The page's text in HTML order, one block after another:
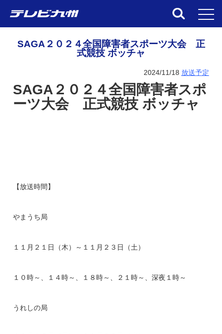
SAGA２０２４全国障害者スポーツ大会 正
式競技 ボッチャ
2024/11/18 放送予定
SAGA２０２４全国障害者スポ
ーツ大会 正式競技 ボッチャ
【放送時間】
やまうち局
１１月２１日（木）～１１月２３日（土）
１０時～、１４時～、１８時～、２１時～、深夜１時～
うれしの局